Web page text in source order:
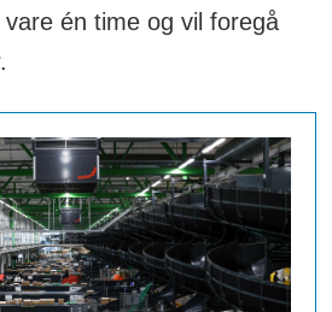
én time og vil foregå